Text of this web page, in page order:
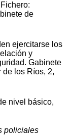
de
ejercitarse los
y
Gabinete
de los Ríos, 2,
nivel básico,
policiales